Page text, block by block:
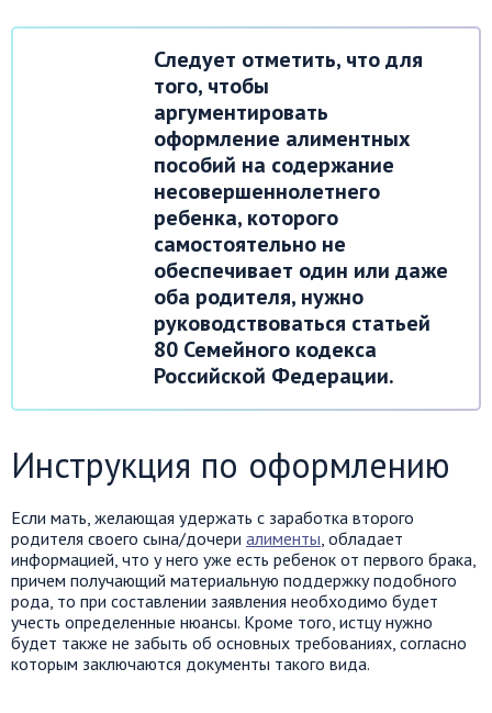
Следует отметить, что для
того, чтобы
аргументировать
оформление алиментных
пособий на содержание
несовершеннолетнего
ребенка, которого
самостоятельно не
обеспечивает один или даже
оба родителя, нужно
руководствоваться статьей
80 Семейного кодекса
Российской Федерации.
Инструкция по оформлению
Если мать, желающая удержать с заработка второго
родителя своего сына/дочери алименты, обладает
информацией, что у него уже есть ребенок от первого брака,
причем получающий материальную поддержку подобного
рода, то при составлении заявления необходимо будет
учесть определенные нюансы. Кроме того, истцу нужно
будет также не забыть об основных требованиях, согласно
которым заключаются документы такого вида.